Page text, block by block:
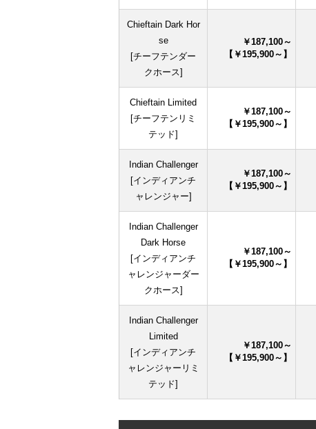
Chieftain Dark Hor
se
[チーフテンダー
クホース]
￥187,100～
【￥195,900～】
Chieftain Limited
[チーフテンリミ
テッド]
￥187,100～
【￥195,900～】
Indian Challenger
[インディアンチ
ャレンジャー]
￥187,100～
【￥195,900～】
Indian Challenger
Dark Horse
[インディアンチ
ャレンジャーダー
クホース]
￥187,100～
【￥195,900～】
Indian Challenger
Limited
[インディアンチ
ャレンジャーリミ
テッド]
￥187,100～
【￥195,900～】